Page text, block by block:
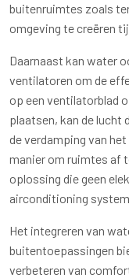
buitenruimtes zoals
omgeving te creëren
Daarnaast kan water
ventilatoren om de
op een ventilatorblad
plaatsen, kan de lucht
de verdamping van
manier om ruimtes af
oplossing die geen
airconditioning
Het integreren van
buitentoepassingen
verbeteren van